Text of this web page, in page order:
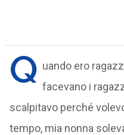
Q uando ero
facevano i
scalpitavo perché
tempo, mia nonna